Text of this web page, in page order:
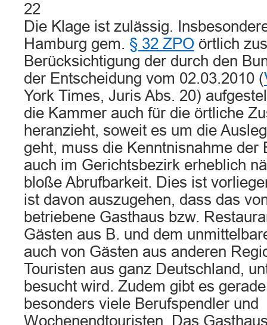
22
Die Klage ist zulässig.
Hamburg gem. § 32 ZPO örtlich
Berücksichtigung der durch den
der Entscheidung vom 02.03.2010 (
York Times, Juris Abs. 20)
die Kammer auch für die örtliche
heranzieht, soweit es um die
geht, muss die Kenntnisnahme der
auch im Gerichtsbezirk erheblich
bloße Abrufbarkeit. Dies ist
ist davon auszugehen, dass das
betriebene Gasthaus bzw.
Gästen aus B. und dem
auch von Gästen aus anderen
Touristen aus ganz Deutschland,
besucht wird. Zudem gibt es
besonders viele Berufspendler und
Wochenendtouristen. Das